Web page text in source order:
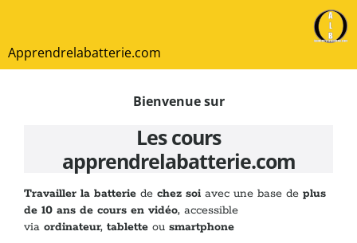
Apprendrelabatterie.com
Bienvenue sur
Les cours
apprendrelabatterie.com
Travailler la batterie de chez soi avec une base de plus
de 10 ans de cours en vidéo, accessible
via ordinateur, tablette ou smartphone